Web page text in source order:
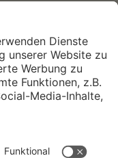
Institut